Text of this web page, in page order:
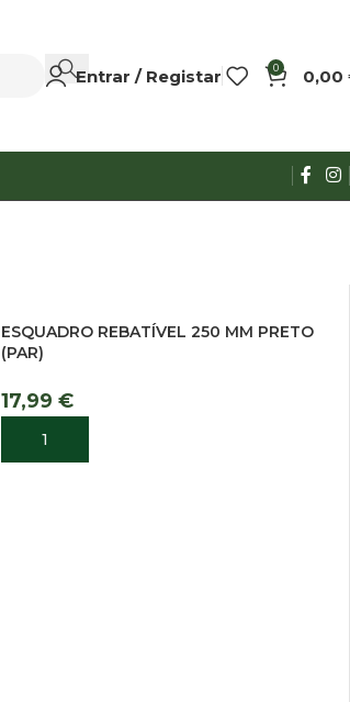
Entrar / Registar 0 0,00
ESQUADRO REBATÍVEL 250 MM PRETO
(PAR)
17,99 €
ADICIONAR